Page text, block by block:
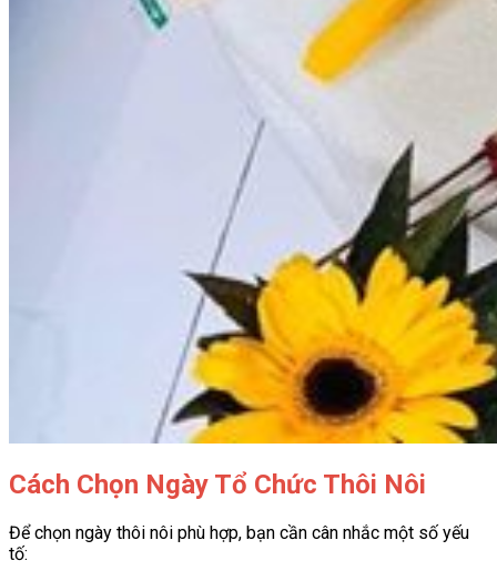
Cách Chọn Ngày Tổ Chức Thôi Nôi
Để chọn ngày thôi nôi phù hợp, bạn cần cân nhắc một số yếu
tố: